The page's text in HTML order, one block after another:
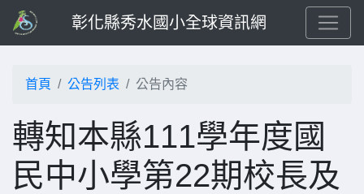
彰化縣秀水國小全球資訊網
首頁 公告列表 公告內容
轉知本縣111學年度國
民中小學第22期校長及